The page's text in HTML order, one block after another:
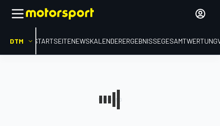
DTM STARTSEITENEWSKALENDERERGEBNISSEGESAMTWERTUNG